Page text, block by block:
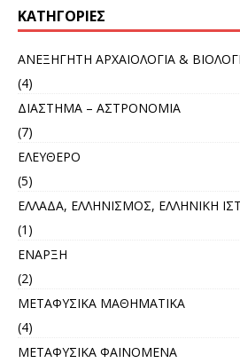
KΑΤΗΓΟΡΊΕΣ
ΑΝΕΞΗΓΗΤΗ ΑΡΧΑΙΟΛΟΓΙΑ &
(4)
ΔΙΑΣΤΗΜΑ – ΑΣΤΡΟΝΟΜΙΑ
(7)
ΕΛΕΥΘΕΡΟ
(5)
ΕΛΛΑΔΑ, ΕΛΛΗΝΙΣΜΟΣ, ΕΛΛΗΝΙΚΗ
(1)
ΕΝΑΡΞΗ
(2)
ΜΕΤΑΦΥΣΙΚΑ ΜΑΘΗΜΑΤΙΚΑ
(4)
ΜΕΤΑΦΥΣΙΚΑ ΦΑΙΝΟΜΕΝΑ